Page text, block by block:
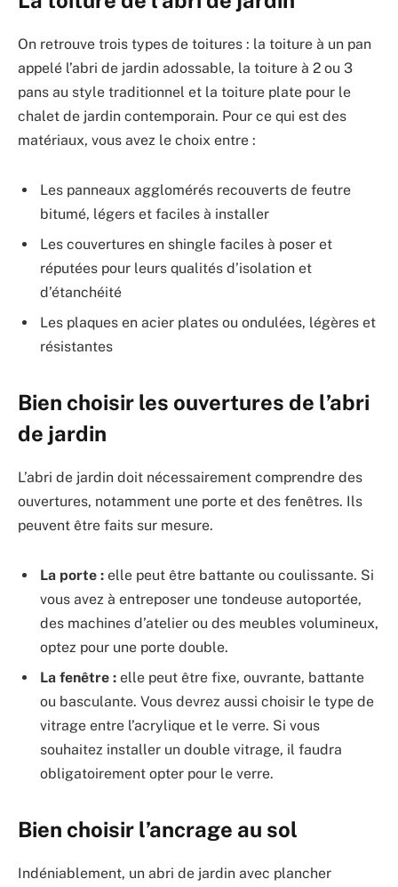
On retrouve trois types de toitures : la toiture à un pan
appelé l’abri de jardin adossable, la toiture à 2 ou 3
pans au style traditionnel et la toiture plate pour le
chalet de jardin contemporain. Pour ce qui est des
matériaux, vous avez le choix entre :
Les panneaux agglomérés recouverts de feutre
bitumé, légers et faciles à installer
Les couvertures en shingle faciles à poser et
réputées pour leurs qualités d’isolation et
d’étanchéité
Les plaques en acier plates ou ondulées, légères et
résistantes
Bien choisir les ouvertures de l’abri
de jardin
L’abri de jardin doit nécessairement comprendre des
ouvertures, notamment une porte et des fenêtres. Ils
peuvent être faits sur mesure.
La porte : elle peut être battante ou coulissante. Si
vous avez à entreposer une tondeuse autoportée,
des machines d’atelier ou des meubles volumineux,
optez pour une porte double.
La fenêtre : elle peut être fixe, ouvrante, battante
ou basculante. Vous devrez aussi choisir le type de
vitrage entre l’acrylique et le verre. Si vous
souhaitez installer un double vitrage, il faudra
obligatoirement opter pour le verre.
Bien choisir l’ancrage au sol
Indéniablement, un abri de jardin avec plancher